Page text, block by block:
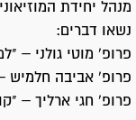
מנהל יחידת
נשאו דברים:
פרופ' מוטי גולני –
פרופ' אביבה חלמיש
פרופ' חגי ארליך –